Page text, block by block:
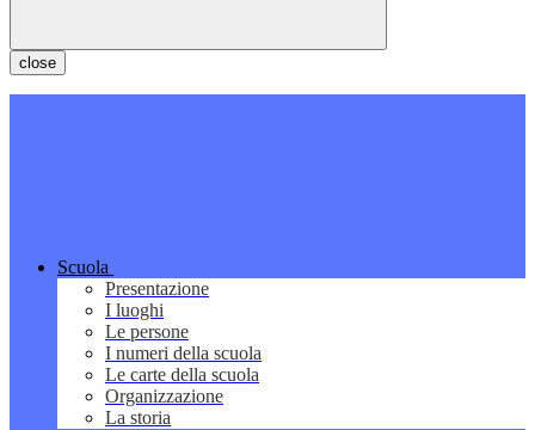
close
Scuola
Presentazione
I luoghi
Le persone
I numeri della scuola
Le carte della scuola
Organizzazione
La storia